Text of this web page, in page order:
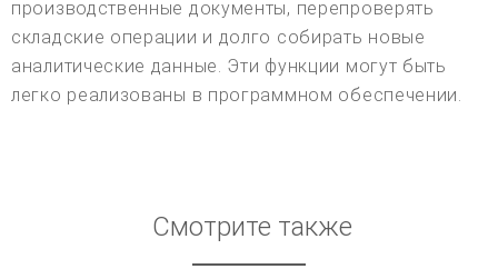
производственные документы, перепроверять
складские операции и долго собирать новые
аналитические данные. Эти функции могут быть
легко реализованы в программном обеспечении.
Смотрите также